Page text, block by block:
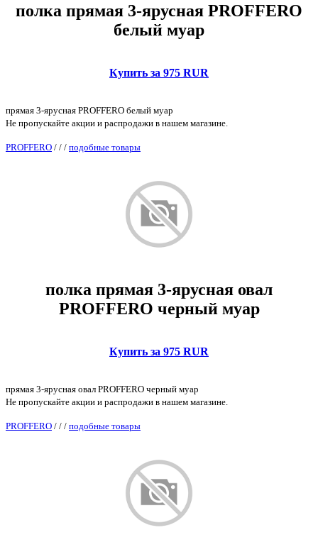
полка прямая 3-ярусная PROFFERO
белый муар
Купить за 975 RUR
прямая 3-ярусная PROFFERO белый муар
Не пропускайте акции и распродажи в нашем магазине.
PROFFERO / / / подобные товары
полка прямая 3-ярусная овал
PROFFERO черный муар
Купить за 975 RUR
прямая 3-ярусная овал PROFFERO черный муар
Не пропускайте акции и распродажи в нашем магазине.
PROFFERO / / / подобные товары